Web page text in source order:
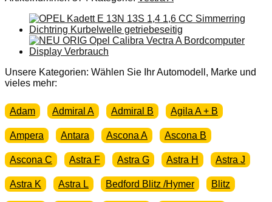
Unsere Kategorien: Wählen Sie Ihr Automodell, Marke und
vieles mehr:
Adam Admiral A Admiral B Agila A + B
Ampera Antara Ascona A Ascona B
Ascona C Astra F Astra G Astra H Astra J
Astra K Astra L Bedford Blitz /Hymer Blitz